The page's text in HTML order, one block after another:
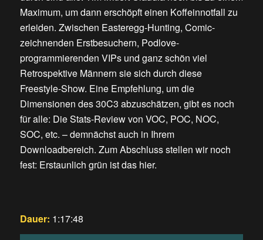
Maximum, um dann erschöpft einen Koffeinnotfall zu
erleiden. Zwischen Easteregg-Hunting, Comic-
zeichnenden Erstbesuchern, Podlove-
programmierenden VIPs und ganz schön viel
Retrospektive Männern sie sich durch diese
Freestyle-Show. Eine Empfehlung, um die
Dimensionen des 30C3 abzuschätzen, gibt es noch
für alle: Die Stats-Review von VOC, POC, NOC,
SOC, etc. – demnächst auch in Ihrem
Downloadbereich. Zum Abschluss stellen wir noch
fest: Erstaunlich grün ist das hier.
Dauer: 1:17:48